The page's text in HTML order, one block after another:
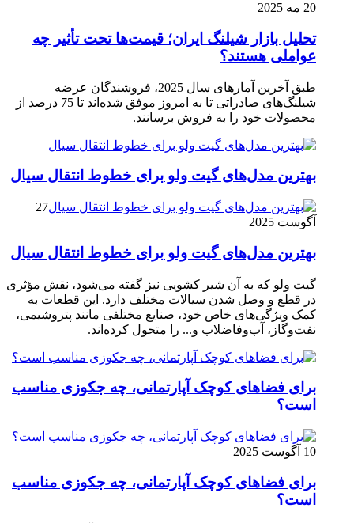
20 مه 2025
تحلیل بازار شیلنگ ایران؛ قیمت‌ها تحت تأثیر چه
عواملی هستند؟
طبق آخرین آمارهای سال 2025، فروشندگان عرضه
شیلنگ‌های صادراتی تا به امروز موفق شده‌اند تا 75 درصد از
محصولات خود را به فروش برسانند.
بهترین مدل‌های گیت ولو برای خطوط انتقال سیال
27
آگوست 2025
بهترین مدل‌های گیت ولو برای خطوط انتقال سیال
گیت ولو که به آن شیر کشویی نیز گفته می‌شود، نقش مؤثری
در قطع و وصل شدن سیالات مختلف دارد. این قطعات به
کمک ویژگی‌های خاص خود، صنایع مختلفی مانند پتروشیمی،
نفت‌وگاز، آب‌وفاضلاب و... را متحول کرده‌اند.
برای فضاهای کوچک آپارتمانی، چه جکوزی مناسب
است؟
10 آگوست 2025
برای فضاهای کوچک آپارتمانی، چه جکوزی مناسب
است؟